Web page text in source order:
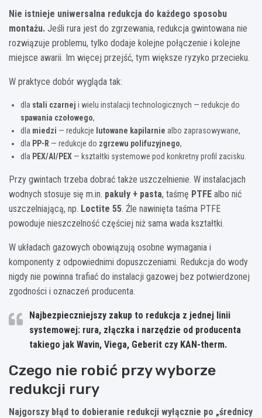
Nie istnieje uniwersalna redukcja do każdego sposobu
montażu. Jeśli rura jest do zgrzewania, redukcja gwintowana nie
rozwiązuje problemu, tylko dodaje kolejne połączenie i kolejne
miejsce awarii. Im więcej przejść, tym większe ryzyko przecieku.
W praktyce dobór wygląda tak:
dla stali czarnej i wielu instalacji technologicznych — redukcje do
spawania czołowego,
dla miedzi — redukcje lutowane kapilarnie albo zaprasowywane,
dla PP-R — redukcje do zgrzewu polifuzyjnego,
dla PEX/Al/PEX — kształtki systemowe pod konkretny profil zacisku.
Przy gwintach trzeba dobrać także uszczelnienie. W instalacjach
wodnych stosuje się m.in. pakuły + pasta, taśmę PTFE albo nić
uszczelniającą, np. Loctite 55. Źle nawinięta taśma PTFE
powoduje nieszczelność częściej niż sama wada kształtki.
W układach gazowych obowiązują osobne wymagania i
komponenty z odpowiednimi dopuszczeniami. Redukcja do wody
nigdy nie powinna trafiać do instalacji gazowej bez potwierdzonej
zgodności i oznaczeń producenta.
Najbezpieczniejszy zakup to redukcja z jednej linii
systemowej: rura, złączka i narzędzie od producenta
takiego jak Wavin, Viega, Geberit czy KAN-therm.
Czego nie robić przy wyborze
redukcji rury
Najgorszy błąd to dobieranie redukcji wyłącznie po „średnicy